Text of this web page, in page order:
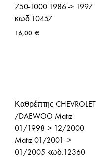
750-1000 1986 -> 1997
κωδ.10457
16,00 €
Καθρέπτης CHEVROLET
/DAEWOO Matiz
01/1998 -> 12/2000
Matiz 01/2001 ->
01/2005 κωδ.12360